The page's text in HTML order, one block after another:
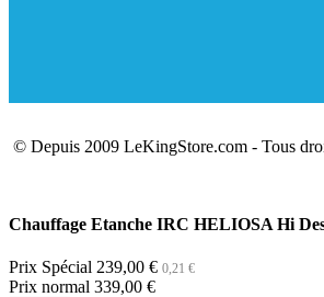
© Depuis 2009 LeKingStore.com - Tous
Chauffage Etanche IRC HELIOSA Hi
Prix Spécial 239,00 € 0,21 €
Prix normal 339,00 €